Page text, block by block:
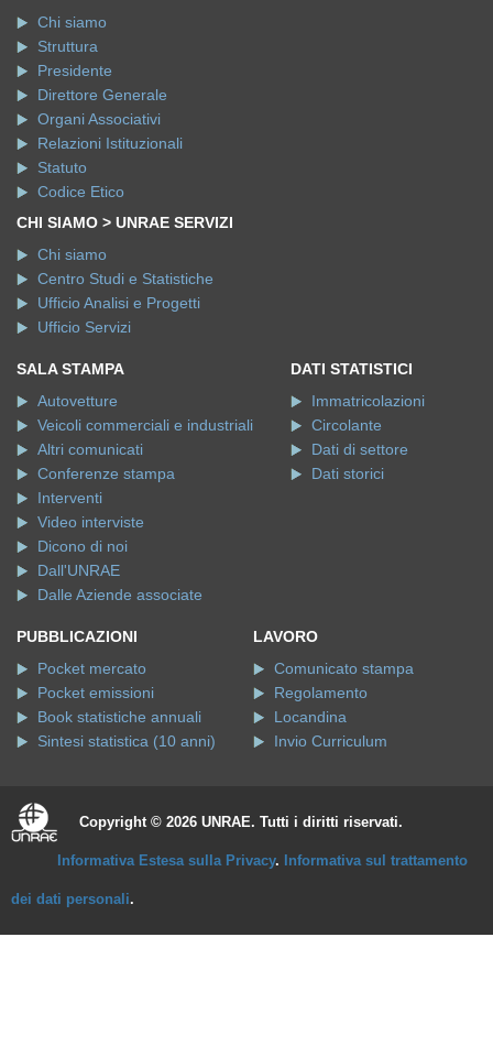
Chi siamo
Struttura
Presidente
Direttore Generale
Organi Associativi
Relazioni Istituzionali
Statuto
Codice Etico
CHI SIAMO > UNRAE SERVIZI
Chi siamo
Centro Studi e Statistiche
Ufficio Analisi e Progetti
Ufficio Servizi
SALA STAMPA
Autovetture
Veicoli commerciali e industriali
Altri comunicati
Conferenze stampa
Interventi
Video interviste
Dicono di noi
Dall'UNRAE
Dalle Aziende associate
DATI STATISTICI
Immatricolazioni
Circolante
Dati di settore
Dati storici
PUBBLICAZIONI
Pocket mercato
Pocket emissioni
Book statistiche annuali
Sintesi statistica (10 anni)
LAVORO
Comunicato stampa
Regolamento
Locandina
Invio Curriculum
Copyright © 2026 UNRAE. Tutti i diritti riservati.
Informativa Estesa sulla Privacy. Informativa sul trattamento
dei dati personali.